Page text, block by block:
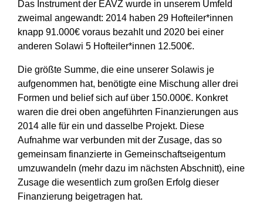
Das Instrument der EAVZ wurde in unserem Umfeld
zweimal angewandt: 2014 haben 29 Hofteiler*innen
knapp 91.000€ voraus bezahlt und 2020 bei einer
anderen Solawi 5 Hofteiler*innen 12.500€.
Die größte Summe, die eine unserer Solawis je
aufgenommen hat, benötigte eine Mischung aller drei
Formen und belief sich auf über 150.000€. Konkret
waren die drei oben angeführten Finanzierungen aus
2014 alle für ein und dasselbe Projekt. Diese
Aufnahme war verbunden mit der Zusage, das so
gemeinsam finanzierte in Gemeinschaftseigentum
umzuwandeln (mehr dazu im nächsten Abschnitt), eine
Zusage die wesentlich zum großen Erfolg dieser
Finanzierung beigetragen hat.